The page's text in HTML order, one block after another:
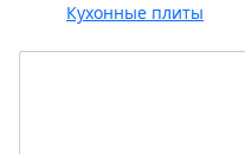
Кухонные плиты